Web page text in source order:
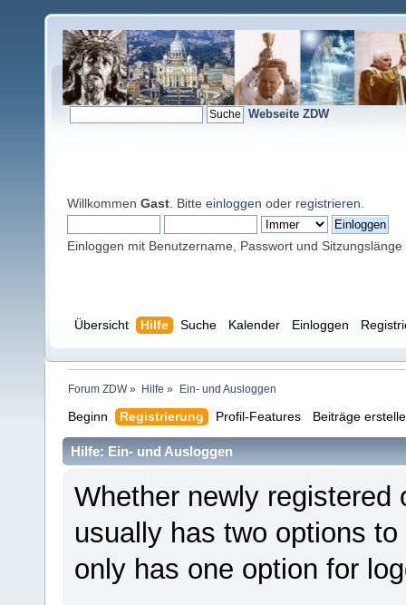
Webseite ZDW
Willkommen Gast . Bitte einloggen oder registrieren
Einloggen mit Benutzername, Passwort und Sitzungslänge
Übersicht Hilfe Suche Kalender Einloggen
Forum ZDW» Hilfe » Ein- und Ausloggen
Beginn Registrierung Profil-Features Beiträge
Hilfe: Ein- und Ausloggen
Whether newly
usually has two options
only has one option for